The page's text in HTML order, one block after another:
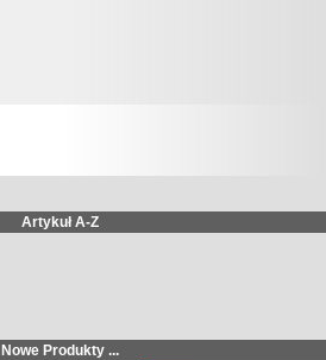
Artykuł A-Z
Nowe Produkty ...